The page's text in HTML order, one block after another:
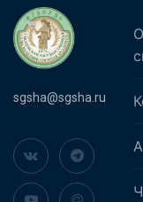
sgsha@sgsha.ru